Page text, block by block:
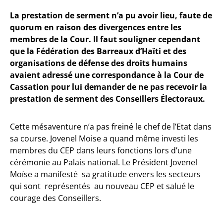
La prestation de serment n’a pu avoir lieu, faute de
quorum en raison des divergences entre les
membres de la Cour. Il faut souligner cependant
que la Fédération des Barreaux d’Haïti et des
organisations de défense des droits humains
avaient adressé une correspondance à la Cour de
Cassation pour lui demander de ne pas recevoir la
prestation de serment des Conseillers Électoraux.
Cette mésaventure n’a pas freiné le chef de l’Etat dans
sa course. Jovenel Moise a quand même investi les
membres du CEP dans leurs fonctions lors d’une
cérémonie au Palais national. Le Président Jovenel
Moïse a manifesté sa gratitude envers les secteurs
qui sont représentés au nouveau CEP et salué le
courage des Conseillers.